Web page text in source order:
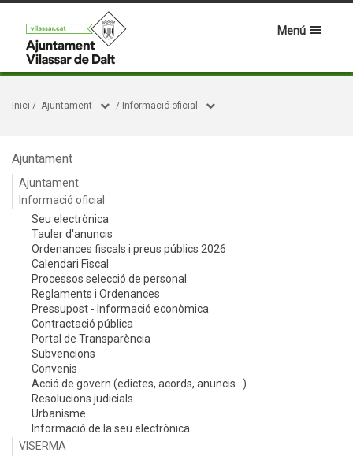
Menú
Inici / Ajuntament / Informació oficial
Ajuntament
Ajuntament
Informació oficial
Seu electrònica
Tauler d'anuncis
Ordenances fiscals i preus públics 2026
Calendari Fiscal
Processos selecció de personal
Reglaments i Ordenances
Pressupost - Informació econòmica
Contractació pública
Portal de Transparència
Subvencions
Convenis
Acció de govern (edictes, acords, anuncis...)
Resolucions judicials
Urbanisme
Informació de la seu electrònica
VISERMA